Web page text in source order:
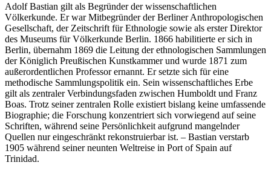
Adolf Bastian gilt als Begründer der wissenschaftlichen
Völkerkunde. Er war Mitbegründer der Berliner Anthropologischen
Gesellschaft, der Zeitschrift für Ethnologie sowie als erster Direktor
des Museums für Völkerkunde Berlin. 1866 habilitierte er sich in
Berlin, übernahm 1869 die Leitung der ethnologischen Sammlungen
der Königlich Preußischen Kunstkammer und wurde 1871 zum
außerordentlichen Professor ernannt. Er setzte sich für eine
methodische Sammlungspolitik ein. Sein wissenschaftliches Erbe
gilt als zentraler Verbindungsfaden zwischen Humboldt und Franz
Boas. Trotz seiner zentralen Rolle existiert bislang keine umfassende
Biographie; die Forschung konzentriert sich vorwiegend auf seine
Schriften, während seine Persönlichkeit aufgrund mangelnder
Quellen nur eingeschränkt rekonstruierbar ist. – Bastian verstarb
1905 während seiner neunten Weltreise in Port of Spain auf
Trinidad.